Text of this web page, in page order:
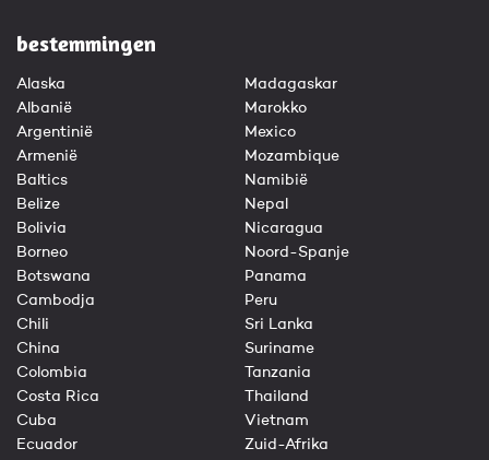
bestemmingen
Alaska
Albanië
Argentinië
Armenië
Baltics
Belize
Bolivia
Borneo
Botswana
Cambodja
Chili
China
Colombia
Costa Rica
Cuba
Ecuador
Madagaskar
Marokko
Mexico
Mozambique
Namibië
Nepal
Nicaragua
Noord-Spanje
Panama
Peru
Sri Lanka
Suriname
Tanzania
Thailand
Vietnam
Zuid-Afrika